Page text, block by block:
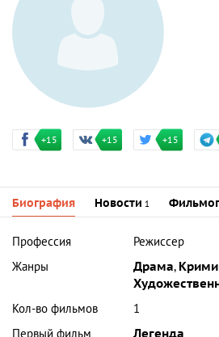
+15 +15 +15
Биография Новости 1
Профессия
Режиссер
Жанры
Драма,
Кол-во фильмов
1